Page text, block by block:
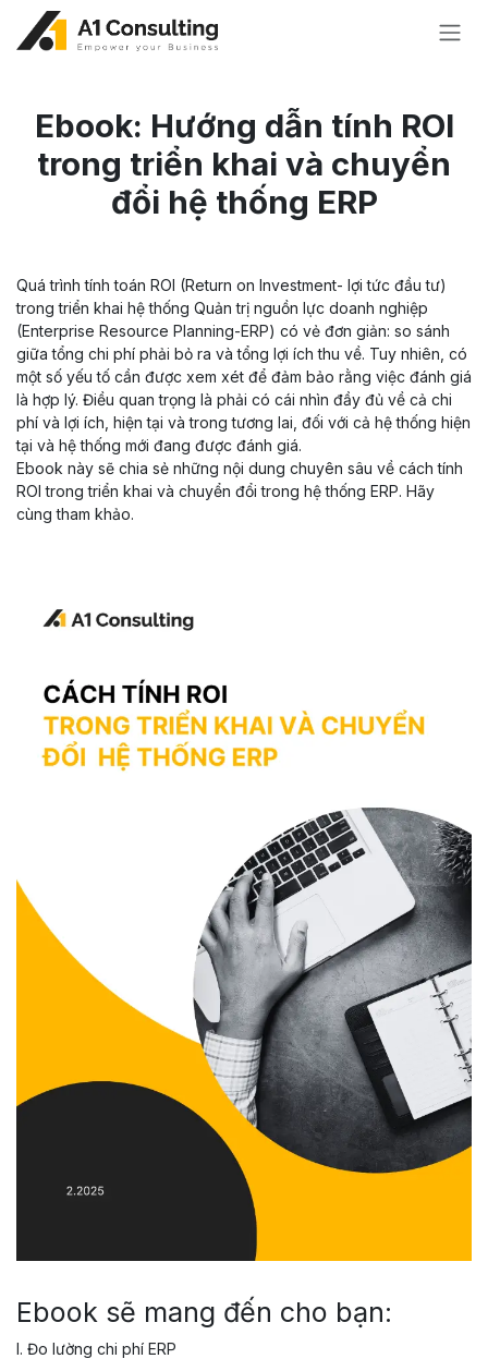
Bỏ qua để đến Nội dung
Ebook: Hướng dẫn tính ROI
trong triển khai và chuyển
đổi hệ thống ERP
Quá trình tính toán ROI (Return on Investment- lợi tức đầu tư)
trong triển khai hệ thống Quản trị nguồn lực doanh nghiệp
(Enterprise Resource Planning-ERP) có vẻ đơn giản: so sánh
giữa tổng chi phí phải bỏ ra và tổng lợi ích thu về. Tuy nhiên, có
một số yếu tố cần được xem xét để đảm bảo rằng việc đánh giá
là hợp lý. Điều quan trọng là phải có cái nhìn đầy đủ về cả chi
phí và lợi ích, hiện tại và trong tương lai, đối với cả hệ thống hiện
tại và hệ thống mới đang được đánh giá.
Ebook này sẽ chia sẻ những nội dung chuyên sâu về cách tính
ROI trong triển khai và chuyển đổi trong hệ thống ERP. Hãy
cùng tham khảo.
Ebook sẽ mang đến cho bạn:
I. Đo lường chi phí ERP